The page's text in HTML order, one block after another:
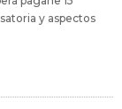
y aspectos